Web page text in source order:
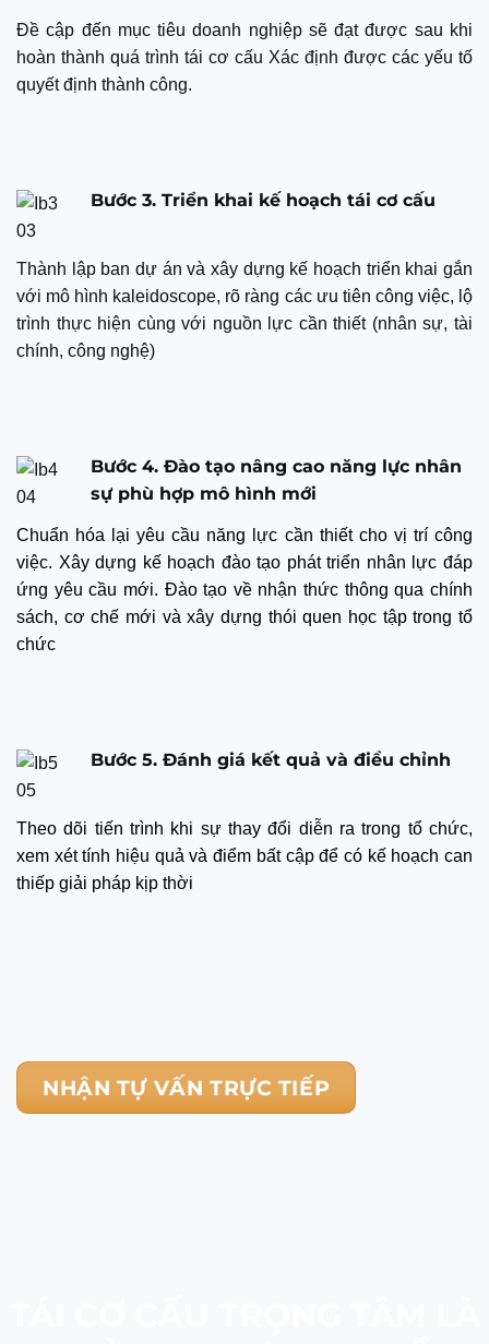
Đề cập đến mục tiêu doanh nghiệp sẽ đạt được sau khi
hoàn thành quá trình tái cơ cấu Xác định được các yếu tố
quyết định thành công.
Bước 3. Triển khai kế hoạch tái cơ cấu
Thành lập ban dự án và xây dựng kế hoạch triển khai gắn
với mô hình kaleidoscope, rõ ràng các ưu tiên công việc, lộ
trình thực hiện cùng với nguồn lực cần thiết (nhân sự, tài
chính, công nghệ)
Bước 4. Đào tạo nâng cao năng lực nhân
sự phù hợp mô hình mới
Chuẩn hóa lại yêu cầu năng lực cần thiết cho vị trí công
việc. Xây dựng kế hoạch đào tạo phát triển nhân lực đáp
ứng yêu cầu mới. Đào tạo về nhận thức thông qua chính
sách, cơ chế mới và xây dựng thói quen học tập trong tổ
chức
Bước 5. Đánh giá kết quả và điều chỉnh
Theo dõi tiến trình khi sự thay đổi diễn ra trong tổ chức,
xem xét tính hiệu quả và điểm bất cập để có kế hoạch can
thiếp giải pháp kịp thời
NHẬN TỰ VẤN TRỰC TIẾP